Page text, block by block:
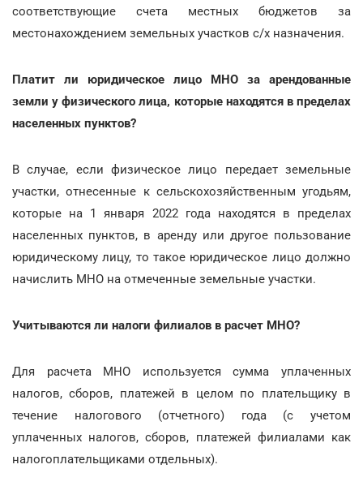
соответствующие счета местных бюджетов за
местонахождением земельных участков с/х назначения.
Платит ли юридическое лицо МНО за арендованные
земли у физического лица, которые находятся в пределах
населенных пунктов?
В случае, если физическое лицо передает земельные
участки, отнесенные к сельскохозяйственным угодьям,
которые на 1 января 2022 года находятся в пределах
населенных пунктов, в аренду или другое пользование
юридическому лицу, то такое юридическое лицо должно
начислить МНО на отмеченные земельные участки.
Учитываются ли налоги филиалов в расчет МНО?
Для расчета МНО используется сумма уплаченных
налогов, сборов, платежей в целом по плательщику в
течение налогового (отчетного) года (с учетом
уплаченных налогов, сборов, платежей филиалами как
налогоплательщиками отдельных).